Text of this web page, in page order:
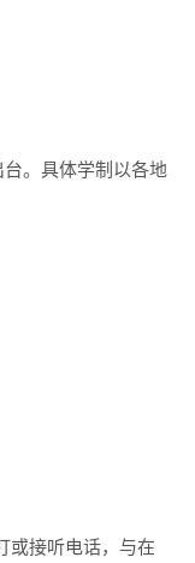
。具体学制以各地
或接听电话，与在